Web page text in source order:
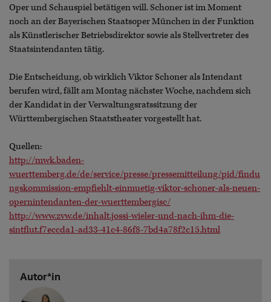
Oper und Schauspiel betätigen will. Schoner ist im Moment
noch an der Bayerischen Staatsoper München in der Funktion
als Künstlerischer Betriebsdirektor sowie als Stellvertreter des
Staatsintendanten tätig.
Die Entscheidung, ob wirklich Viktor Schoner als Intendant
berufen wird, fällt am Montag nächster Woche, nachdem sich
der Kandidat in der Verwaltungsratssitzung der
Württembergischen Staatstheater vorgestellt hat.
Quellen:
http://mwk.baden-
wuerttemberg.de/de/service/presse/pressemitteilung/pid/findu
ngskommission-empfiehlt-einmuetig-viktor-schoner-als-neuen-
opernintendanten-der-wuerttembergisc/
http://www.zvw.de/inhalt.jossi-wieler-und-nach-ihm-die-
sintflut.f7eccda1-ad33-41c4-86f8-7bd4a78f2c15.html
Autor*in